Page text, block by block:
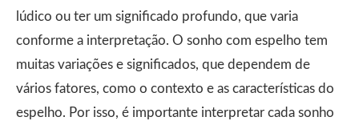
lúdico ou ter um significado profundo, que varia
conforme a interpretação. O sonho com espelho tem
muitas variações e significados, que dependem de
vários fatores, como o contexto e as características do
espelho. Por isso, é importante interpretar cada sonho